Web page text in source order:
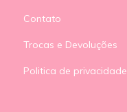
Contato
Trocas e Devoluções
Politica de privacidade